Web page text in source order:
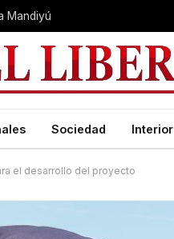
Mandiyú
Sociedad Interior
el desarrollo del proyecto